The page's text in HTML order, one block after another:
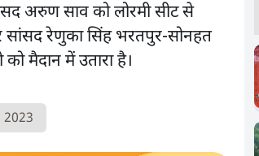
अरुण साव को लोरमी सीट से
सांसद रेणुका सिंह भरतपुर-सोनहत
मैदान में उतारा है।